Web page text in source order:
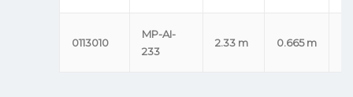
0113010
MP-AI-
233
2.33 m 0.665 m